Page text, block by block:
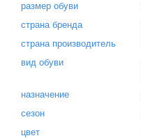
размер обуви
страна бренда
страна производитель
вид обуви
назначение
сезон
цвет